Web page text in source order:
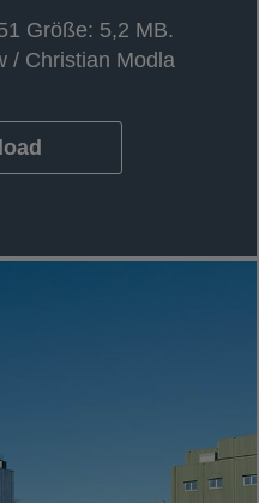
Größe: 5,2 MB.
/ Christian Modla
neuen Registerkarte